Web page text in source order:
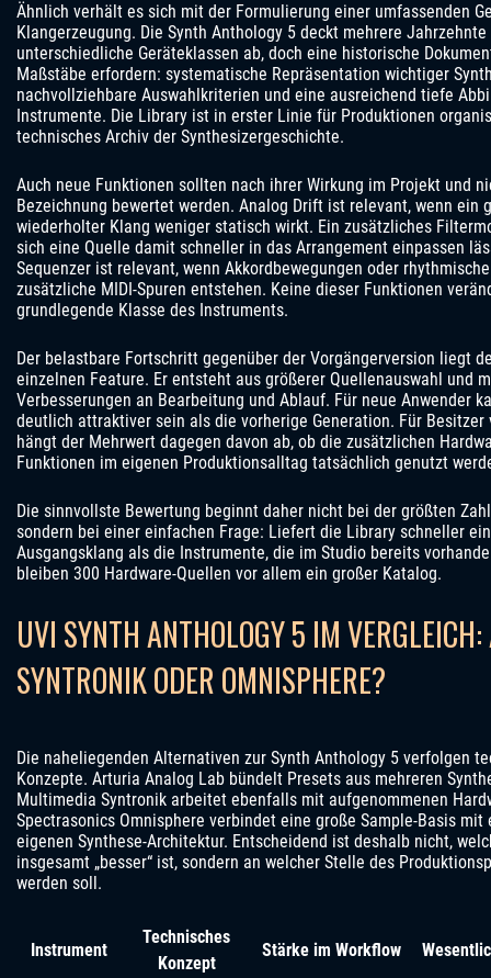
Ähnlich verhält es sich mit der Formulierung einer umfassenden
Klangerzeugung. Die Synth Anthology 5 deckt mehrere
unterschiedliche Geräteklassen ab, doch eine historische
Maßstäbe erfordern: systematische Repräsentation wichtiger
nachvollziehbare Auswahlkriterien und eine ausreichend tiefe
Instrumente. Die Library ist in erster Linie für Produktionen
technisches Archiv der Synthesizergeschichte.
Auch neue Funktionen sollten nach ihrer Wirkung im Projekt und
Bezeichnung bewertet werden. Analog Drift ist relevant, wenn ein
wiederholter Klang weniger statisch wirkt. Ein zusätzliches
sich eine Quelle damit schneller in das Arrangement einpassen
Sequenzer ist relevant, wenn Akkordbewegungen oder
zusätzliche MIDI-Spuren entstehen. Keine dieser Funktionen
grundlegende Klasse des Instruments.
Der belastbare Fortschritt gegenüber der Vorgängerversion liegt
einzelnen Feature. Er entsteht aus größerer Quellenauswahl und
Verbesserungen an Bearbeitung und Ablauf. Für neue Anwender
deutlich attraktiver sein als die vorherige Generation. Für Besitzer
hängt der Mehrwert dagegen davon ab, ob die zusätzlichen
Funktionen im eigenen Produktionsalltag tatsächlich genutzt
Die sinnvollste Bewertung beginnt daher nicht bei der größten
sondern bei einer einfachen Frage: Liefert die Library schneller
Ausgangsklang als die Instrumente, die im Studio bereits
bleiben 300 Hardware-Quellen vor allem ein großer Katalog.
UVI SYNTH ANTHOLOGY 5 IM
SYNTRONIK ODER OMNISPHERE?
Die naheliegenden Alternativen zur Synth Anthology 5 verfolgen
Konzepte. Arturia Analog Lab bündelt Presets aus mehreren
Multimedia Syntronik arbeitet ebenfalls mit aufgenommenen
Spectrasonics Omnisphere verbindet eine große Sample-Basis
eigenen Synthese-Architektur. Entscheidend ist deshalb nicht,
insgesamt „besser“ ist, sondern an welcher Stelle des
werden soll.
Instrument
Technisches
Konzept
Stärke im Workflow